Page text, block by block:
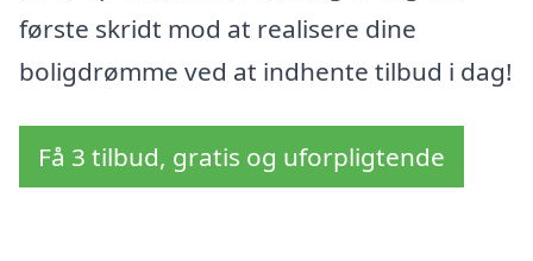
første skridt mod at realisere dine
boligdrømme ved at indhente tilbud i dag!
Få 3 tilbud, gratis og uforpligtende